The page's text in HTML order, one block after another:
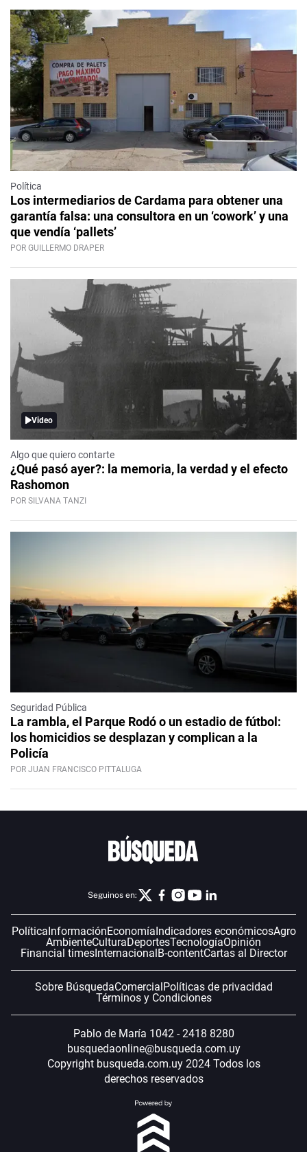
Política
Los intermediarios de Cardama para obtener una
garantía falsa: una consultora en un ‘cowork’ y una
que vendía ‘pallets’
POR GUILLERMO DRAPER
Video
Algo que quiero contarte
¿Qué pasó ayer?: la memoria, la verdad y el efecto
Rashomon
POR SILVANA TANZI
Seguridad Pública
La rambla, el Parque Rodó o un estadio de fútbol:
los homicidios se desplazan y complican a la
Policía
POR JUAN FRANCISCO PITTALUGA
Seguinos en:
PolíticaInformaciónEconomíaIndicadores económicosAgro
AmbienteCulturaDeportesTecnologíaOpinión
Financial timesInternacionalB-contentCartas al Director
Sobre BúsquedaComercialPolíticas de privacidad
Términos y Condiciones
Pablo de María 1042 - 2418 8280
busquedaonline@busqueda.com.uy
Copyright busqueda.com.uy 2024 Todos los
derechos reservados